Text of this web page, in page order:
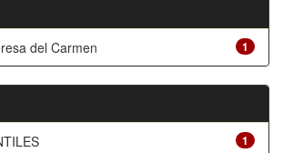
1
del Carmen
1